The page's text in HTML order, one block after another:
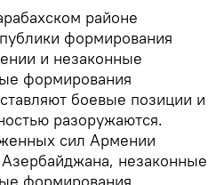
районе
формирования
и незаконные
формирования
боевые позиции и
разоружаются.
сил Армении
незаконные